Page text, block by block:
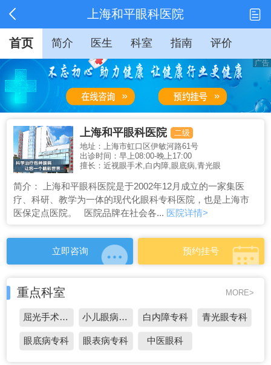
上海和平眼科医院
首页 简介 医生 科室 指南 评价
上海和平眼科医院
二级
地址：上海市虹口区伊敏河路61号
出诊时间：早上08:00-晚上17:00
擅长：近视眼手术,白内障,眼底病,青光眼
简介： 上海和平眼科医院是于2002年12月成立的一家集医
疗、科研、教学为一体的现代化眼科专科医院，也是上海市
医保定点医院。 医院品牌在社会各... 医院详情>
立即咨询 预约挂号
重点科室 MORE>
屈光手术专科 小儿眼病专科 白内障专科 青光眼专科
眼底病专科 眼表病专科 中医眼科